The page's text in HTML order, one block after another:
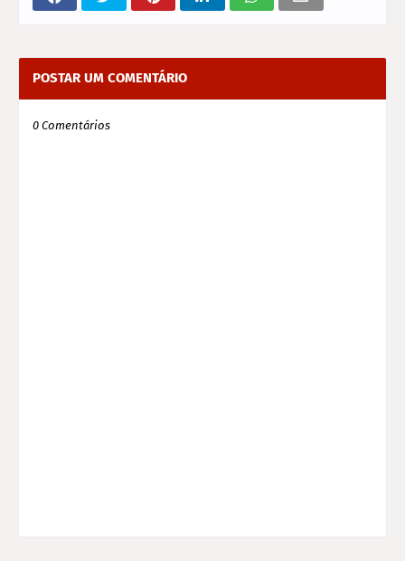
POSTAR UM COMENTÁRIO
0 Comentários